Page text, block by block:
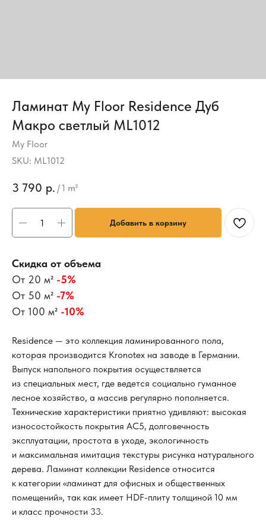
Ламинат My Floor Residence Дуб
Макро светлый ML1012
My Floor
SKU: ML1012
3 790 р. /1 m²
Добавить в корзину
Скидка от объема
От 20 м² -5%
От 50 м² -7%
От 100 м² -10%
Residence — это коллекция ламинированного пола,
которая производится Kronotex на заводе в Германии.
Выпуск напольного покрытия осуществляется
из специальных мест, где ведется социально гуманное
лесное хозяйство, а массив регулярно пополняется.
Технические характеристики приятно удивляют: высокая
износостойкость покрытия AC5, долговечность
эксплуатации, простота в уходе, экологичность
и максимальная имитация текстуры рисунка натурального
дерева. Ламинат коллекции Residence относится
к категории «ламинат для офисных и общественных
помещений», так как имеет HDF-плиту толщиной 10 мм
и класс прочности 33.